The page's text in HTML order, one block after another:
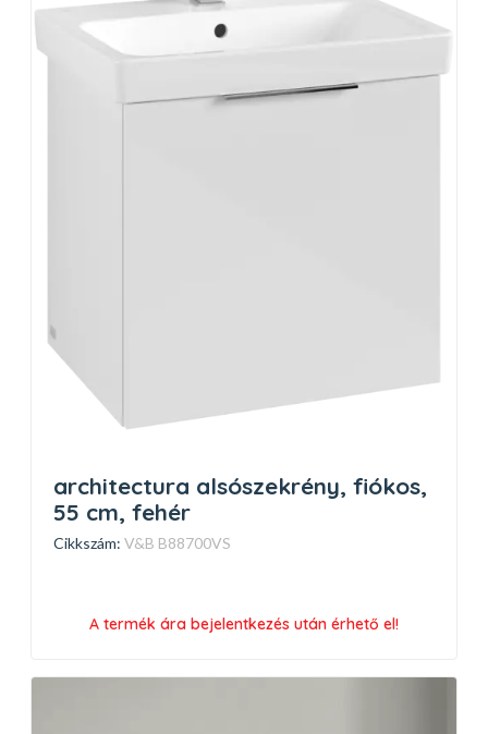
architectura alsószekrény, fiókos,
55 cm, fehér
Cikkszám: V&B B88700VS
A termék ára bejelentkezés után érhető el!